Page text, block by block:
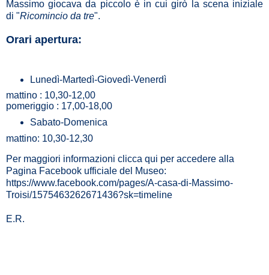
Massimo giocava da piccolo è in cui girò la scena iniziale
di "Ricomincio da tre".
Orari apertura:
Lunedì-Martedì-Giovedì-Venerdì
mattino : 10,30-12,00
pomeriggio : 17,00-18,00
Sabato-Domenica
mattino: 10,30-12,30
Per maggiori informazioni clicca qui per accedere alla
Pagina Facebook ufficiale del Museo:
https://www.facebook.com/pages/A-casa-di-Massimo-
Troisi/1575463262671436?sk=timeline
E.R.